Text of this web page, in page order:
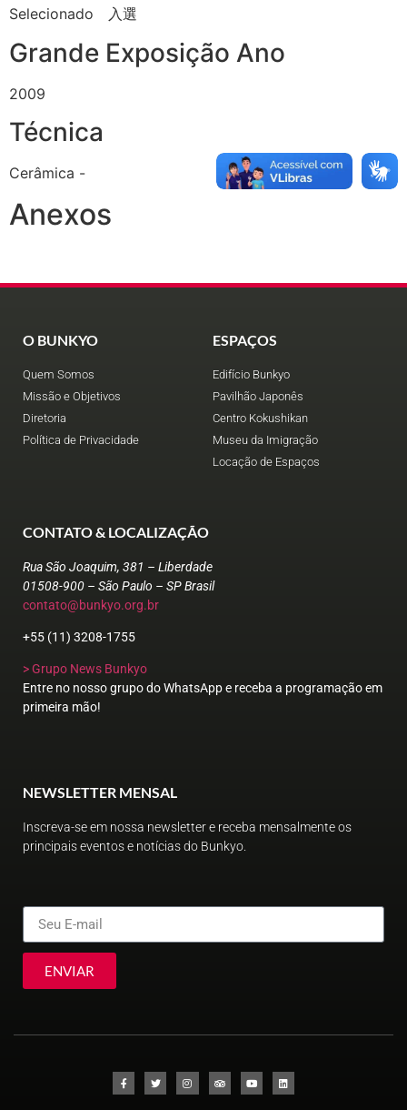
Selecionado 入選
Grande Exposição Ano
2009
Técnica
Cerâmica -
Anexos
O BUNKYO
Quem Somos
Missão e Objetivos
Diretoria
Política de Privacidade
ESPAÇOS
Edifício Bunkyo
Pavilhão Japonês
Centro Kokushikan
Museu da Imigração
Locação de Espaços
CONTATO & LOCALIZAÇÃO
Rua São Joaquim, 381 – Liberdade
01508-900 – São Paulo – SP Brasil
contato@bunkyo.org.br
+55 (11) 3208-1755
> Grupo News Bunkyo
Entre no nosso grupo do WhatsApp e receba a programação em
primeira mão!
NEWSLETTER MENSAL
Inscreva-se em nossa newsletter e receba mensalmente os
principais eventos e notícias do Bunkyo.
ENVIAR